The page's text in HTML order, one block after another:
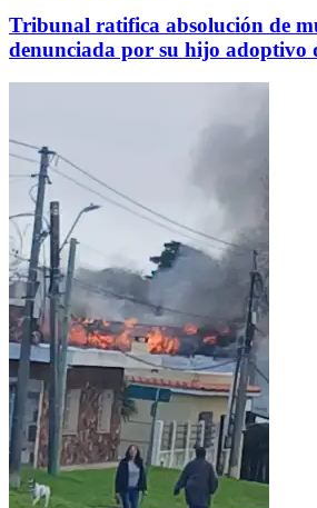
Tribunal ratifica absolución de
denunciada por su hijo adoptivo